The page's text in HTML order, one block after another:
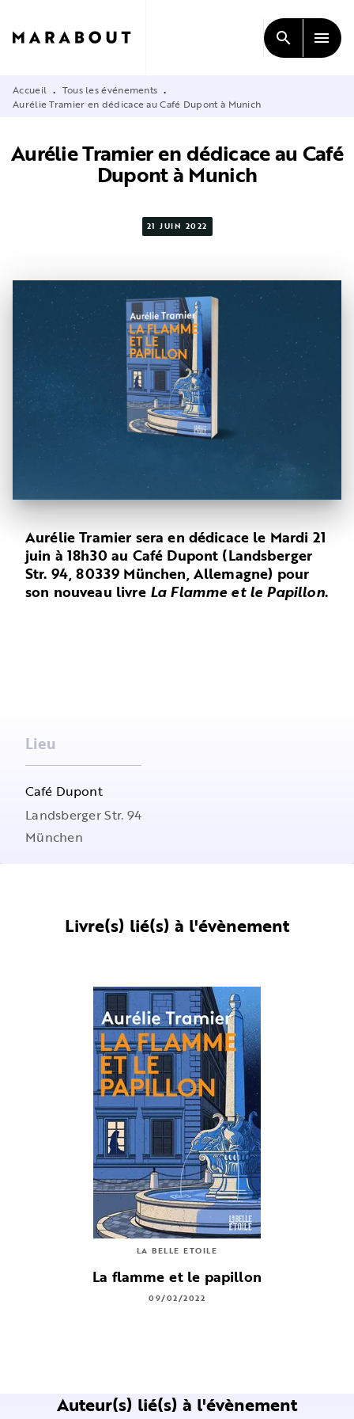
CONTENU
search menu
Accueil • Tous les événements •
Aurélie Tramier en dédicace au Café Dupont à Munich
Aurélie Tramier en dédicace au Café
Dupont à Munich
21 JUIN 2022
Aurélie Tramier sera en dédicace le Mardi 21
juin à 18h30 au Café Dupont (Landsberger
Str. 94, 80339 München, Allemagne) pour
son nouveau livre La Flamme et le Papillon.
Lieu
Café Dupont
Landsberger Str. 94
München
Livre(s) lié(s) à l'évènement
LA BELLE ETOILE
La flamme et le papillon
09/02/2022
Auteur(s) lié(s) à l'évènement